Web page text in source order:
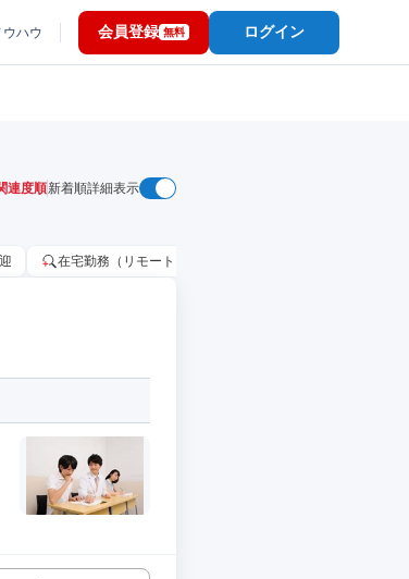
ハウ 会員登録 無料 ログイン
連度順新着順詳細表示
在宅勤務（リモートワーク）OK